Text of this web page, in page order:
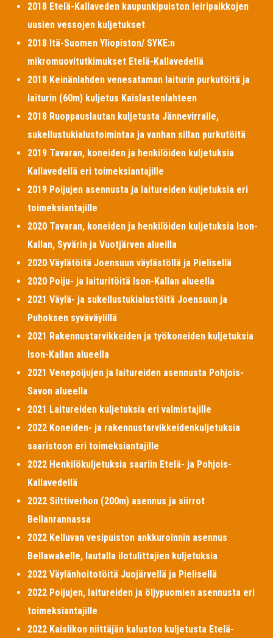
2018 Etelä-Kallaveden kaupunkipuiston leiripaikkojen
uusien vessojen kuljetukset
2018 Itä-Suomen Yliopiston/ SYKE:n
mikromuovitutkimukset Etelä-Kallavedellä
2018 Keinänlahden venesataman laiturin purkutöitä ja
laiturin (60m) kuljetus Kaislastenlahteen
2018 Ruoppauslautan kuljetusta Jännevirralle,
sukellustukialustoimintaa ja vanhan sillan purkutöitä
2019 Tavaran, koneiden ja henkilöiden kuljetuksia
Kallavedellä eri toimeksiantajille
2019 Poijujen asennusta ja laitureiden kuljetuksia eri
toimeksiantajille
2020 Tavaran, koneiden ja henkilöiden kuljetuksia Ison-
Kallan, Syvärin ja Vuotjärven alueilla
2020 Väylätöitä Joensuun väylästöllä ja Pielisellä
2020 Poiju- ja laituritöitä Ison-Kallan alueella
2021 Väylä- ja sukellustukialustöitä Joensuun ja
Puhoksen syväväylillä
2021 Rakennustarvikkeiden ja työkoneiden kuljetuksia
Ison-Kallan alueella
2021 Venepoijujen ja laitureiden asennusta Pohjois-
Savon alueella
2021 Laitureiden kuljetuksia eri valmistajille
2022 Koneiden- ja rakennustarvikkeidenkuljetuksia
saaristoon eri toimeksiantajille
2022 Henkilökuljetuksia saariin Etelä- ja Pohjois-
Kallavedellä
2022 Silttiverhon (200m) asennus ja siirrot
Bellanrannassa
2022 Kelluvan vesipuiston ankkuroinnin asennus
Bellawakelle, lautalla ilotulittajien kuljetuksia
2022 Väylänhoitotöitä Juojärvellä ja Pielisellä
2022 Poijujen, laitureiden ja öljypuomien asennusta eri
toimeksiantajille
2022 Kaislikon niittäjän kaluston kuljetusta Etelä-